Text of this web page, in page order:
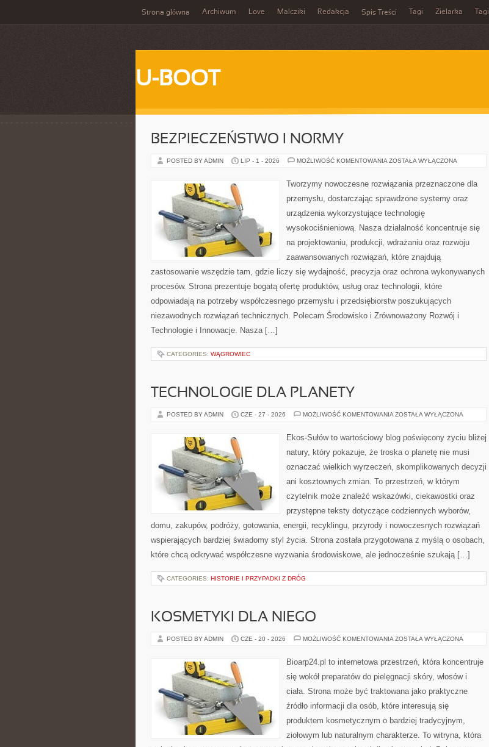
Strona główna Archiwum Love Malcziki Redakcja Spis Treści Tagi Zielarka Tagi
U-BOOT
BEZPIECZEŃSTWO I NORMY
POSTED BY ADMIN LIP - 1 - 2026 MOŻLIWOŚĆ KOMENTOWANIA BEZPIECZEŃSTWO
ZOSTAŁA WYŁĄCZONA
Tworzymy nowoczesne rozwiązania przeznaczone dla
przemysłu, dostarczając sprawdzone systemy oraz
urządzenia wykorzystujące technologię
wysokociśnieniową. Nasza działalność koncentruje się
na projektowaniu, produkcji, wdrażaniu oraz rozwoju
zaawansowanych rozwiązań, które znajdują
zastosowanie wszędzie tam, gdzie liczy się wydajność, precyzja oraz ochrona wykonywanych
procesów. Strona prezentuje bogatą ofertę produktów, usług oraz technologii, które
odpowiadają na potrzeby współczesnego przemysłu i przedsiębiorstw poszukujących
niezawodnych rozwiązań technicznych. Polecam Środowisko i Zrównoważony Rozwój i
Technologie i Innowacje. Nasza […]
CATEGORIES: WĄGROWIEC
TECHNOLOGIE DLA PLANETY
POSTED BY ADMIN CZE - 27 - 2026 MOŻLIWOŚĆ KOMENTOWANIA TECHNOLOGIE
ZOSTAŁA WYŁĄCZONA
Ekos-Sułów to wartościowy blog poświęcony życiu bliżej
natury, który pokazuje, że troska o planetę nie musi
oznaczać wielkich wyrzeczeń, skomplikowanych decyzji
ani kosztownych zmian. To przestrzeń, w którym
czytelnik może znaleźć wskazówki, ciekawostki oraz
przystępne teksty dotyczące codziennych wyborów,
domu, zakupów, podróży, gotowania, energii, recyklingu, przyrody i nowoczesnych rozwiązań
wspierających bardziej świadomy styl życia. Strona została przygotowana z myślą o osobach,
które chcą odkrywać współczesne wyzwania środowiskowe, ale jednocześnie szukają […]
CATEGORIES: HISTORIE I PRZYPADKI Z DRÓG
KOSMETYKI DLA NIEGO
POSTED BY ADMIN CZE - 20 - 2026 MOŻLIWOŚĆ KOMENTOWANIA KOSMETYKI
ZOSTAŁA WYŁĄCZONA
Bioarp24.pl to internetowa przestrzeń, która koncentruje
się wokół preparatów do pielęgnacji skóry, włosów i
ciała. Strona może być traktowana jako praktyczne
źródło informacji dla osób, które interesują się
produktem kosmetycznym o bardziej tradycyjnym,
ziołowym lub naturalnym charakterze. To witryna, która